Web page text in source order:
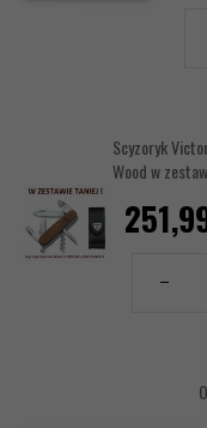
Scyzoryk
Wood w
251,